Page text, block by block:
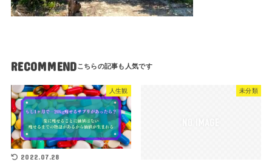
RECOMMEND
人生観
2022.07.28
未分類